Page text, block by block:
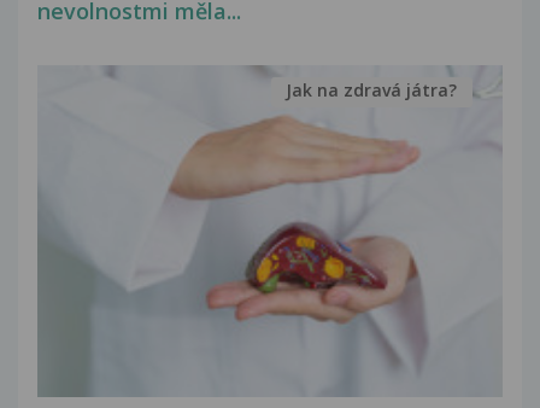
nevolnostmi měla...
Jak na zdravá játra?